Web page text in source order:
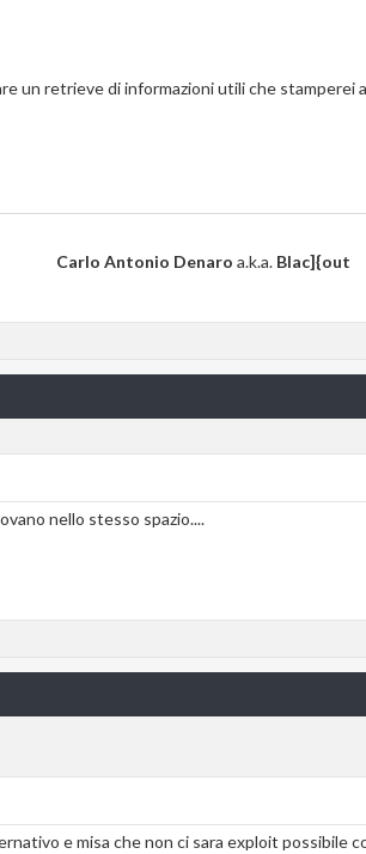
un retrieve di informazioni utili che stamperei
Carlo Antonio Denaro a.k.a. Blac]{out
nello stesso spazio....
e misa che non ci sara exploit possibile